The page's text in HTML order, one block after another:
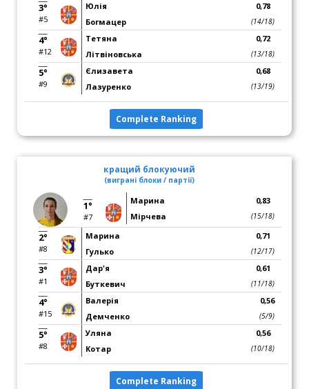
3°
#5
Юлія
Богмацер
0,78
(14/18)
4°
#12
Тетяна
Літвіновська
0,72
(13/18)
5°
#9
Єлизавета
Лазуренко
0,68
(13/19)
Complete Ranking
кращий блокуючий
(виграні блоки / партії)
1°
#7
Марина
Мірчева
0,83
(15/18)
2°
#8
Марина
Гулько
0,71
(12/17)
3°
#1
Дар'я
Буткевич
0,61
(11/18)
4°
#15
Валерія
Демченко
0,56
(5/9)
5°
#8
Уляна
Котар
0,56
(10/18)
Complete Ranking